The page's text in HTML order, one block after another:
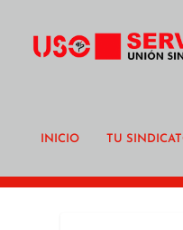
INICIO TU